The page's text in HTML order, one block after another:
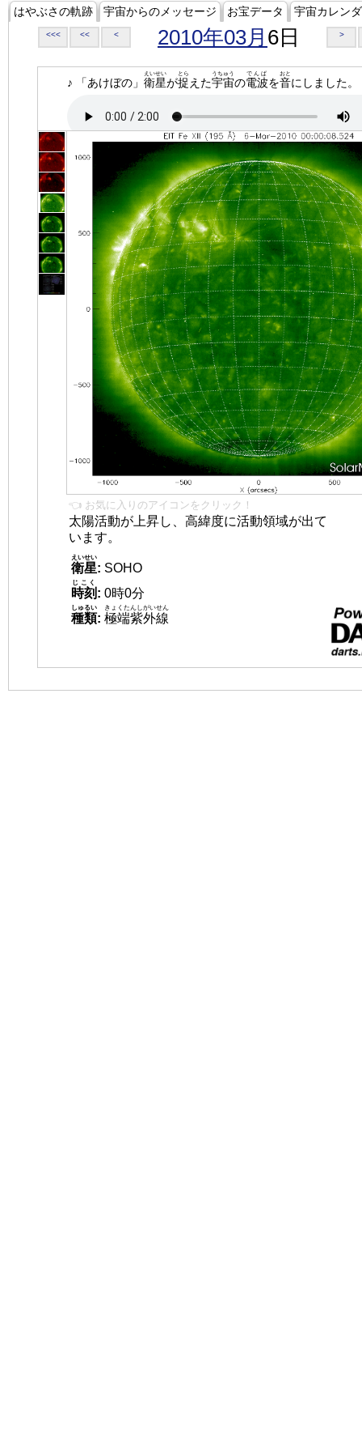
はやぶさの軌跡 宇宙からのメッセージ お宝データ 宇宙カレン
<<< << < 2010年03月 6日 >
♪ 「あけぼの」 衛星
えいせい
が捉
とら
えた宇宙
うちゅう
の電波
でんぱ
を音
おと
にしました。
👈 お気に入りのアイコンをクリック！
太陽活動が上昇し、高緯度に活動領域が出て
います。
衛星
えいせい
: SOHO
時刻
じこく
: 0時0分
種類
しゅるい
: 極端紫外線
きょくたんしがいせん